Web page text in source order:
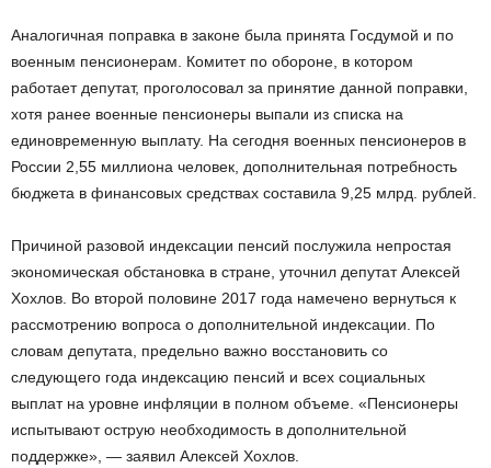
Аналогичная поправка в законе была принята Госдумой и по
военным пенсионерам. Комитет по обороне, в котором
работает депутат, проголосовал за принятие данной поправки,
хотя ранее военные пенсионеры выпали из списка на
единовременную выплату. На сегодня военных пенсионеров в
России 2,55 миллиона человек, дополнительная потребность
бюджета в финансовых средствах составила 9,25 млрд. рублей.
Причиной разовой индексации пенсий послужила непростая
экономическая обстановка в стране, уточнил депутат Алексей
Хохлов. Во второй половине 2017 года намечено вернуться к
рассмотрению вопроса о дополнительной индексации. По
словам депутата, предельно важно восстановить со
следующего года индексацию пенсий и всех социальных
выплат на уровне инфляции в полном объеме. «Пенсионеры
испытывают острую необходимость в дополнительной
поддержке», — заявил Алексей Хохлов.